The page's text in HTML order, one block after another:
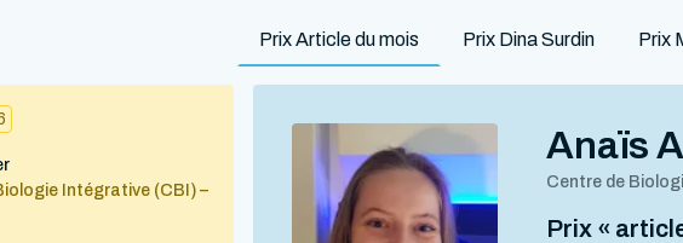
Prix Article du mois Prix Dina Surdin Prix
Intégrative (CBI) –
Anaïs
Centre de
Prix «